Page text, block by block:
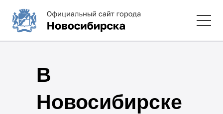
В
Новосибирске